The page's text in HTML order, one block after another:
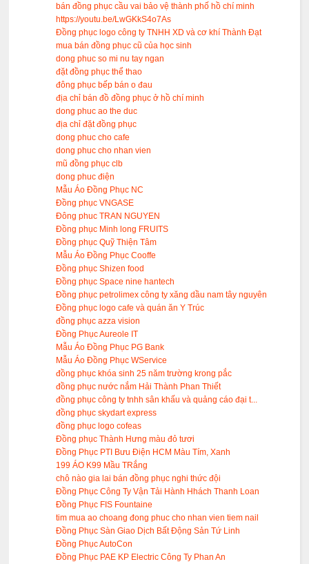
bán đồng phục cầu vai bảo vệ thành phố hồ chí minh
https://youtu.be/LwGKkS4o7As
Đồng phục logo công ty TNHH XD và cơ khí Thành Đạt
mua bán đồng phục cũ của học sinh
dong phuc so mi nu tay ngan
đặt đồng phục thể thao
đông phục bếp bán o đau
địa chỉ bán đồ đồng phục ở hồ chí minh
dong phuc ao the duc
địa chỉ đặt đồng phục
dong phuc cho cafe
dong phuc cho nhan vien
mũ đồng phục clb
dong phuc điện
Mẫu Áo Đồng Phục NC
Đồng phục VNGASE
Đông phuc TRAN NGUYEN
Đồng phục Minh long FRUITS
Đồng phục Quỹ Thiện Tâm
Mẫu Áo Đồng Phục Cooffe
Đồng phục Shizen food
Đồng phục Space nine hantech
Đồng phục petrolimex công ty xăng dầu nam tây nguyên
Đồng phục logo cafe và quán ăn Y Trúc
đồng phục azza vision
Đồng Phục Aureole IT
Mẫu Áo Đồng Phục PG Bank
Mẫu Áo Đồng Phục WService
đồng phục khóa sinh 25 năm trường krong pắc
đồng phục nước nắm Hải Thành Phan Thiết
đồng phục công ty tnhh sân khấu và quảng cáo đại t...
đồng phục skydart express
đồng phục logo cofeas
Đồng phục Thành Hưng màu đỏ tươi
Đồng Phục PTI Bưu Điện HCM Màu Tím, Xanh
199 ÁO K99 Mầu TRắng
chô nào gia lai bán đồng phục nghi thức đội
Đồng Phục Công Ty Vận Tải Hành Hhách Thanh Loan
Đồng Phục FIS Fountaine
tim mua ao choang đong phuc cho nhan vien tiem nail
Đồng Phục Sàn Giao Dịch Bất Động Sản Tứ Linh
Đồng Phục AutoCon
Đồng Phục PAE KP Electric Công Ty Phan An